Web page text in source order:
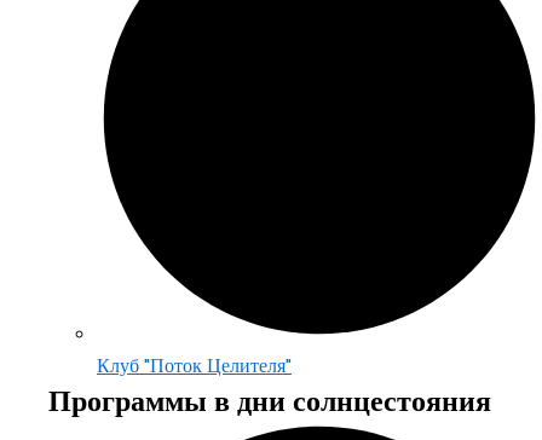
Клуб "Поток Целителя"
Программы в дни солнцестояния